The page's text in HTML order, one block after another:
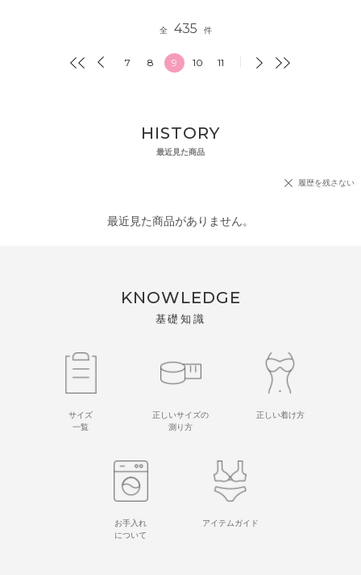
全 435 件
7 8 9 10 11
HISTORY
最近見た商品
履歴を残さない
最近見た商品がありません。
KNOWLEDGE
基礎知識
サイズ
一覧
正しいサイズの
測り方
正しい着け方
お手入れ
について
アイテムガイド